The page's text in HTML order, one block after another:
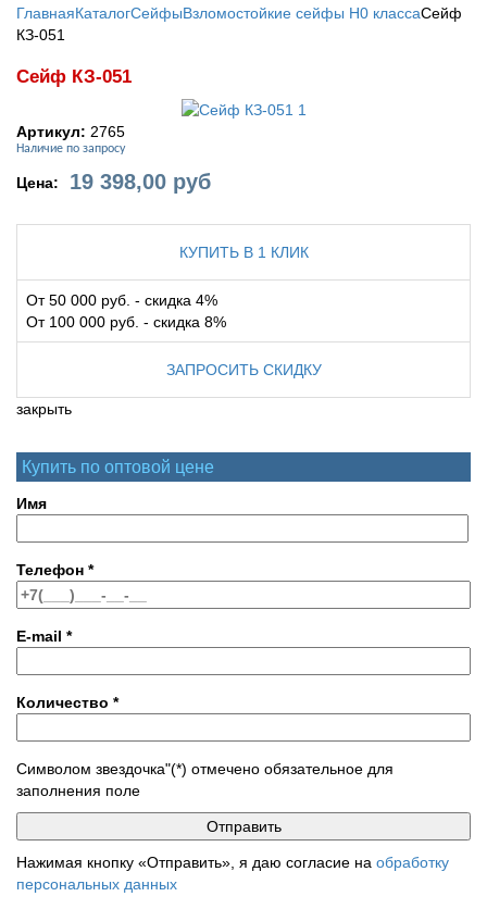
ГлавнаяКаталогСейфыВзломостойкие сейфы H0 классаСейф
КЗ-051
Сейф КЗ-051
Артикул: 2765
Наличие по запросу
Цена: 19 398,00 руб
КУПИТЬ В 1 КЛИК
От 50 000 руб. - скидка 4%
От 100 000 руб. - скидка 8%
ЗАПРОСИТЬ СКИДКУ
закрыть
Купить по оптовой цене
Имя
Телефон *
E-mail *
Количество *
Символом звездочка"(*) отмечено обязательное для
заполнения поле
Нажимая кнопку «Отправить», я даю согласие на обработку
персональных данных